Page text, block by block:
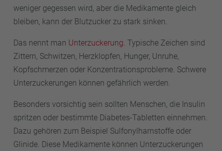
weniger gegessen wird, aber die Medikamente gleich
bleiben, kann der Blutzucker zu stark sinken.
Das nennt man Unterzuckerung. Typische Zeichen sind
Zittern, Schwitzen, Herzklopfen, Hunger, Unruhe,
Kopfschmerzen oder Konzentrationsprobleme. Schwere
Unterzuckerungen können gefährlich werden.
Besonders vorsichtig sein sollten Menschen, die Insulin
spritzen oder bestimmte Diabetes-Tabletten einnehmen.
Dazu gehören zum Beispiel Sulfonylharnstoffe oder
Glinide. Diese Medikamente können Unterzuckerungen